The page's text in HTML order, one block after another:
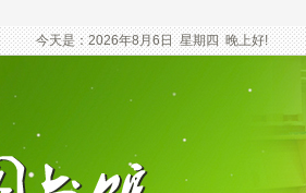
今天是：2026年8月6日 星期四 晚上好!